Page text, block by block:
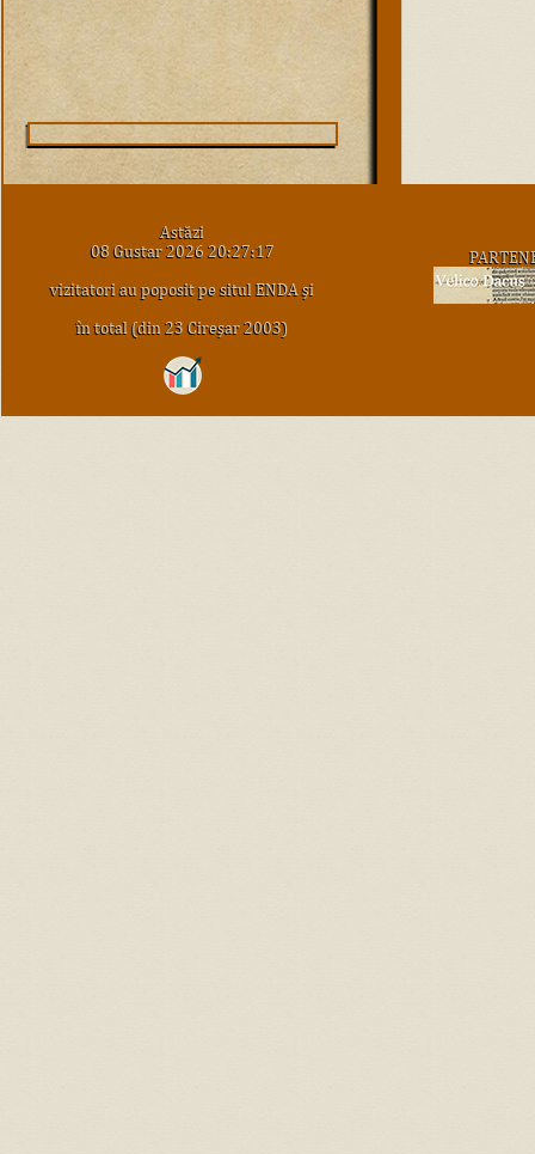
Astăzi
08 Gustar 2026 20:27:17
vizitatori au poposit pe situl ENDA şi
în total (din 23 Cireşar 2003)